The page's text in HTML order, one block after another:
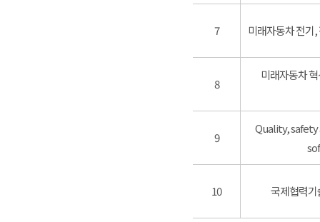
7 미래자동차 전기
8
미래자동차
9
Quality,
10 국제협력기